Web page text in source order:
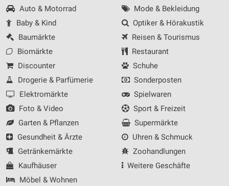
Auto & Motorrad
Baby & Kind
Baumärkte
Biomärkte
Discounter
Drogerie & Parfümerie
Elektromärkte
Foto & Video
Garten & Pflanzen
Gesundheit & Ärzte
Getränkemärkte
Kaufhäuser
Möbel & Wohnen
Mode & Bekleidung
Optiker & Hörakustik
Reisen & Tourismus
Restaurant
Schuhe
Sonderposten
Spielwaren
Sport & Freizeit
Supermärkte
Uhren & Schmuck
Zoohandlungen
Weitere Geschäfte